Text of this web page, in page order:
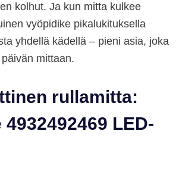
kolhut. Ja kun mitta kulkee
vyöpidike pikalukituksella
yhdellä kädellä – pieni asia, joka
mittaan.
rullamitta:
LED-